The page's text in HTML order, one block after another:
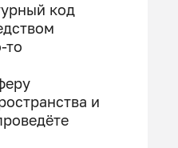
код
то
и